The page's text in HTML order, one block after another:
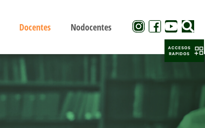
Docentes Nodocentes
ACCESOS
RAPIDOS